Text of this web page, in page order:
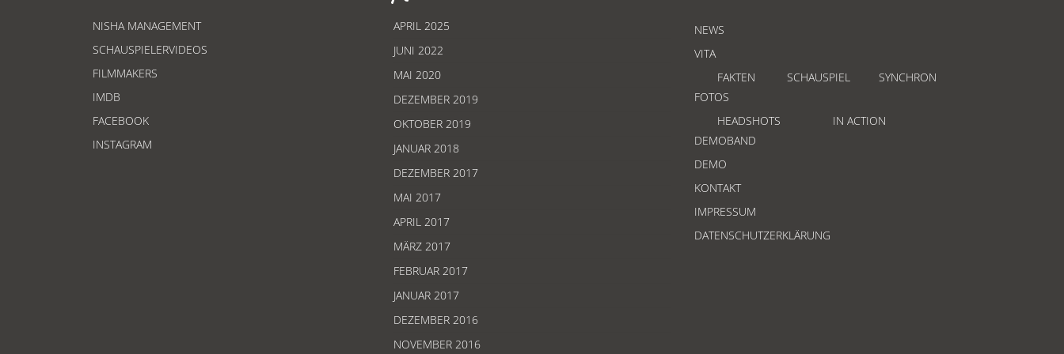
NISHA MANAGEMENT
SCHAUSPIELERVIDEOS
FILMMAKERS
IMDB
FACEBOOK
INSTAGRAM
APRIL 2025
JUNI 2022
MAI 2020
DEZEMBER 2019
OKTOBER 2019
JANUAR 2018
DEZEMBER 2017
MAI 2017
APRIL 2017
MÄRZ 2017
FEBRUAR 2017
JANUAR 2017
DEZEMBER 2016
NOVEMBER 2016
NEWS
VITA
FAKTEN
SCHAUSPIEL
SYNCHRON
FOTOS
HEADSHOTS
IN ACTION
DEMOBAND
DEMO
KONTAKT
IMPRESSUM
DATENSCHUTZERKLÄRUNG